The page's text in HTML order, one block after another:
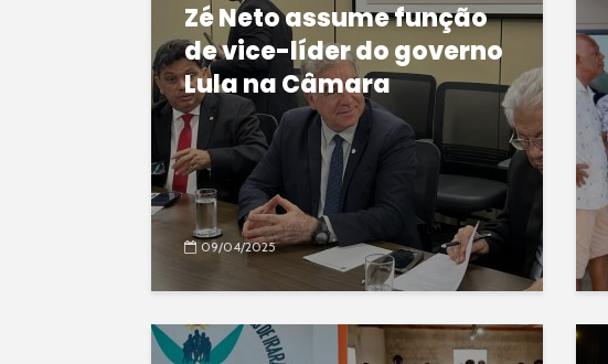
Zé Neto assume função
de vice-líder do governo
Lula na Câmara
09/04/2025